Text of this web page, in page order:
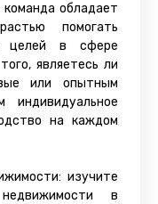
обладает
помогать
целей в сфере
являетесь ли
или опытным
индивидуальное
на каждом
изучите
в